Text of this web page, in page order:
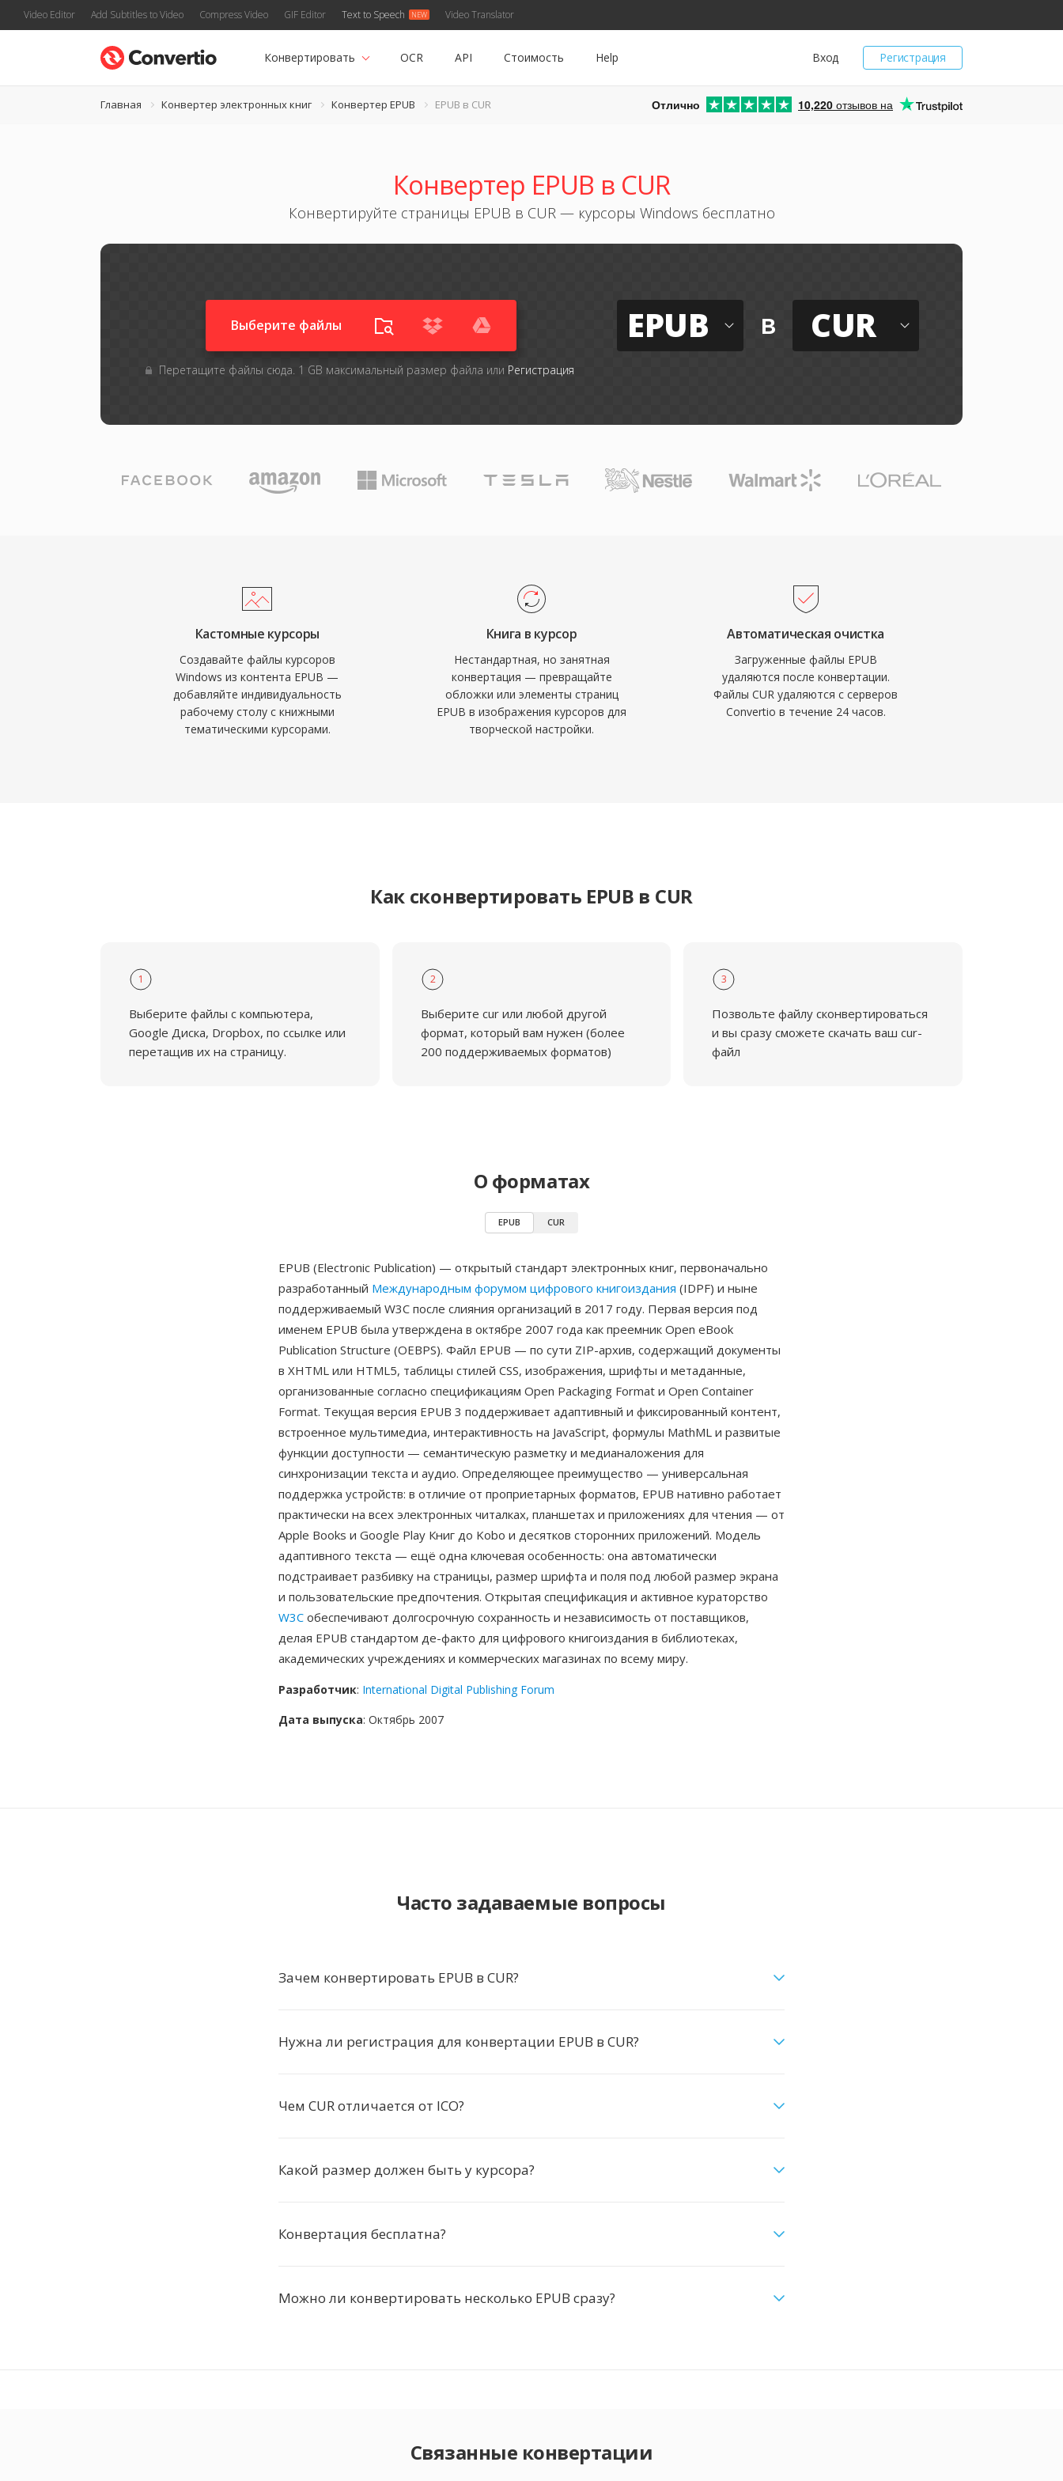
Video Editor Add Subtitles to Video Compress Video GIF Editor Text to Speech Video Translator
Регистрация
Вход
Конвертировать OCR API Стоимость Help
Главная Конвертер электронных книг Конвертер EPUB EPUB в CUR Отлично 10,220 отзывов на
Конвертер EPUB в CUR
Конвертируйте страницы EPUB в CUR — курсоры Windows бесплатно
Выберите файлы
Перетащите файлы сюда. 1 GB максимальный размер файла или Регистрация
EPUB в CUR
Кастомные курсоры
Создавайте файлы курсоров
Windows из контента EPUB —
добавляйте индивидуальность
рабочему столу с книжными
тематическими курсорами.
Книга в курсор
Нестандартная, но занятная
конвертация — превращайте
обложки или элементы страниц
EPUB в изображения курсоров для
творческой настройки.
Автоматическая очистка
Загруженные файлы EPUB
удаляются после конвертации.
Файлы CUR удаляются с серверов
Convertio в течение 24 часов.
Как сконвертировать EPUB в CUR
1
Выберите файлы с компьютера,
Google Диска, Dropbox, по ссылке или
перетащив их на страницу.
2
Выберите cur или любой другой
формат, который вам нужен (более
200 поддерживаемых форматов)
3
Позвольте файлу сконвертироваться
и вы сразу сможете скачать ваш cur-
файл
О форматах
EPUB CUR
EPUB (Electronic Publication) — открытый стандарт электронных книг, первоначально
разработанный Международным форумом цифрового книгоиздания (IDPF) и ныне
поддерживаемый W3C после слияния организаций в 2017 году. Первая версия под
именем EPUB была утверждена в октябре 2007 года как преемник Open eBook
Publication Structure (OEBPS). Файл EPUB — по сути ZIP-архив, содержащий документы
в XHTML или HTML5, таблицы стилей CSS, изображения, шрифты и метаданные,
организованные согласно спецификациям Open Packaging Format и Open Container
Format. Текущая версия EPUB 3 поддерживает адаптивный и фиксированный контент,
встроенное мультимедиа, интерактивность на JavaScript, формулы MathML и развитые
функции доступности — семантическую разметку и медианаложения для
синхронизации текста и аудио. Определяющее преимущество — универсальная
поддержка устройств: в отличие от проприетарных форматов, EPUB нативно работает
практически на всех электронных читалках, планшетах и приложениях для чтения — от
Apple Books и Google Play Книг до Kobo и десятков сторонних приложений. Модель
адаптивного текста — ещё одна ключевая особенность: она автоматически
подстраивает разбивку на страницы, размер шрифта и поля под любой размер экрана
и пользовательские предпочтения. Открытая спецификация и активное кураторство
W3C обеспечивают долгосрочную сохранность и независимость от поставщиков,
делая EPUB стандартом де-факто для цифрового книгоиздания в библиотеках,
академических учреждениях и коммерческих магазинах по всему миру.
Разработчик: International Digital Publishing Forum
Дата выпуска: Октябрь 2007
Часто задаваемые вопросы
Зачем конвертировать EPUB в CUR?
Нужна ли регистрация для конвертации EPUB в CUR?
Чем CUR отличается от ICO?
Какой размер должен быть у курсора?
Конвертация бесплатна?
Можно ли конвертировать несколько EPUB сразу?
Связанные конвертации